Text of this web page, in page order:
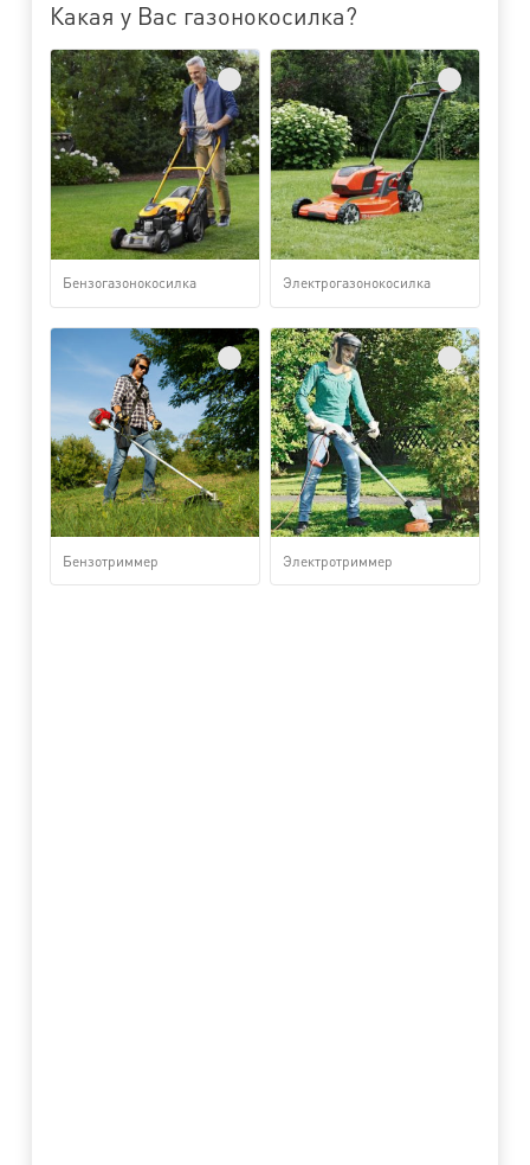
Какая у Вас газонокосилка?
Бензогазонокосилка Электрогазонокосилка
Бензотриммер Электротриммер